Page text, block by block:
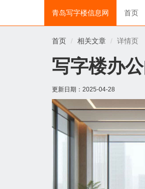
青岛写字楼信息网 首页
首页 相关文章 详情页
写字楼办
更新日期： 2025-04-28